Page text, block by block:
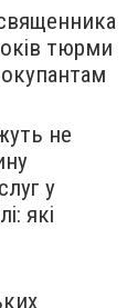
тюрми
не
у
які